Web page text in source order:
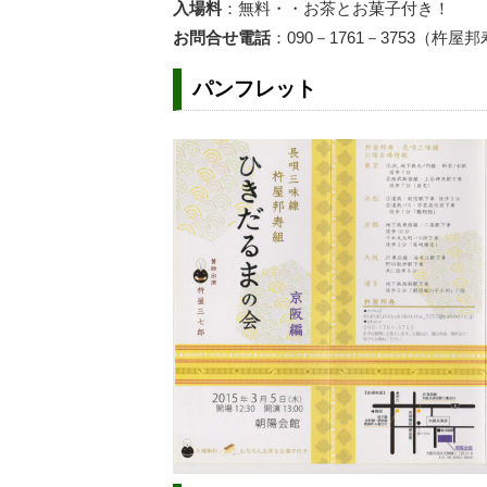
入場料 ：無料・・お茶とお菓子付き！
お問合せ電話：090－1761－3753（杵屋邦
パンフレット